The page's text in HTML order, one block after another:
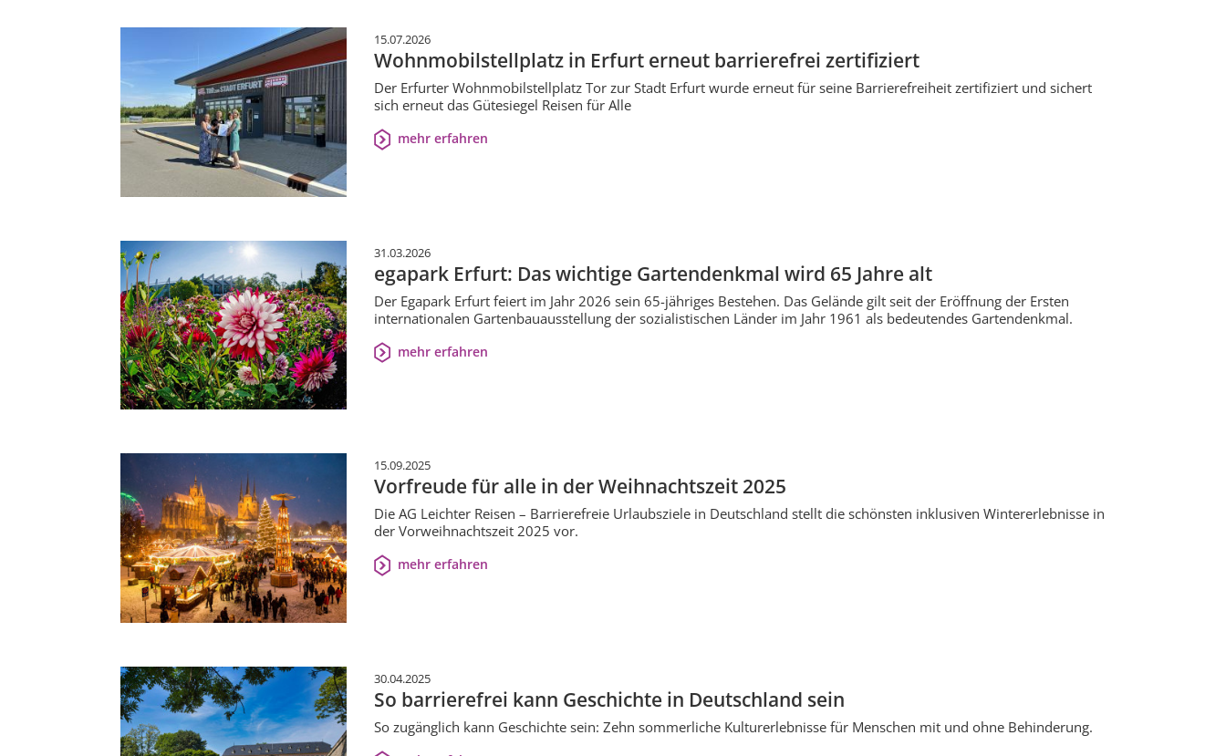
15.07.2026
Wohnmobilstellplatz in Erfurt erneut barrierefrei zertifiziert
Der Erfurter Wohnmobilstellplatz Tor zur Stadt Erfurt wurde erneut für seine Barrierefreiheit zertifiziert und sichert
sich erneut das Gütesiegel Reisen für Alle
mehr erfahren
31.03.2026
egapark Erfurt: Das wichtige Gartendenkmal wird 65 Jahre alt
Der Egapark Erfurt feiert im Jahr 2026 sein 65-jähriges Bestehen. Das Gelände gilt seit der Eröffnung der Ersten
internationalen Gartenbauausstellung der sozialistischen Länder im Jahr 1961 als bedeutendes Gartendenkmal.
mehr erfahren
15.09.2025
Vorfreude für alle in der Weihnachtszeit 2025
Die AG Leichter Reisen – Barrierefreie Urlaubsziele in Deutschland stellt die schönsten inklusiven Wintererlebnisse in
der Vorweihnachtszeit 2025 vor.
mehr erfahren
30.04.2025
So barrierefrei kann Geschichte in Deutschland sein
So zugänglich kann Geschichte sein: Zehn sommerliche Kulturerlebnisse für Menschen mit und ohne Behinderung.